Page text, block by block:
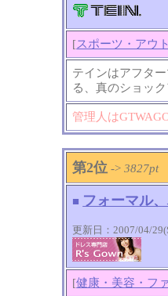
[スポーツ・アウ
テインはアフタ
る、真のショッ
管理人は
第2位 ->3827pt
■ フォーマル
更新日：2007/04/
[健康・美容・フ